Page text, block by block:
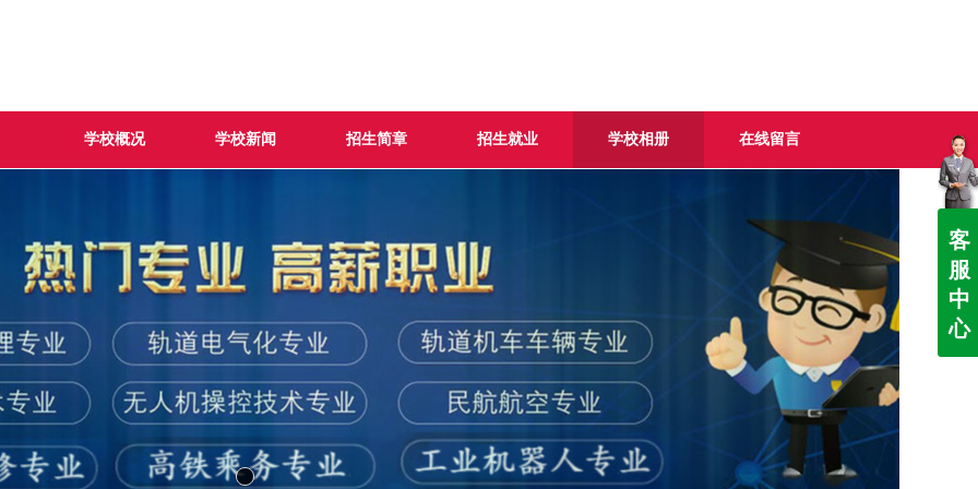
学校概况 学校新闻 招生简章 招生就业 学校相册 在线留言
客
服
中
心